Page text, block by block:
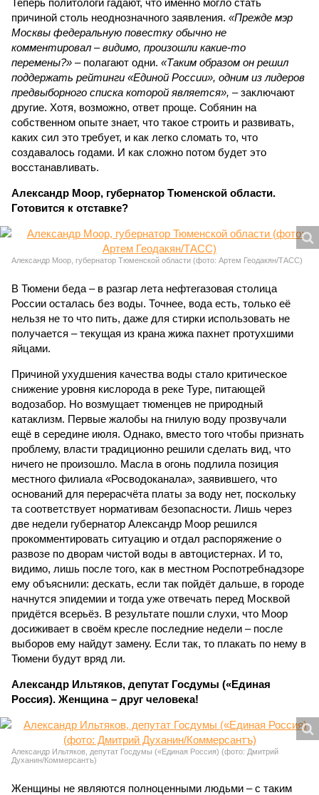
Теперь политологи гадают, что именно могло стать
причиной столь неоднозначного заявления. «Прежде мэр
Москвы федеральную повестку обычно не
комментировал – видимо, произошли какие-то
перемены?» – полагают одни. «Таким образом он решил
поддержать рейтинги «Единой России», одним из лидеров
предвыборного списка которой является», – заключают
другие. Хотя, возможно, ответ проще. Собянин на
собственном опыте знает, что такое строить и развивать,
каких сил это требует, и как легко сломать то, что
создавалось годами. И как сложно потом будет это
восстанавливать.
Александр Моор, губернатор Тюменской области.
Готовится к отставке?
Александр Моор, губернатор Тюменской области (фото: Артем Геодакян/ТАСС)
В Тюмени беда – в разгар лета нефтегазовая столица
России осталась без воды. Точнее, вода есть, только её
нельзя не то что пить, даже для стирки использовать не
получается – текущая из крана жижа пахнет протухшими
яйцами.
Причиной ухудшения качества воды стало критическое
снижение уровня кислорода в реке Туре, питающей
водозабор. Но возмущает тюменцев не природный
катаклизм. Первые жалобы на гнилую воду прозвучали
ещё в середине июля. Однако, вместо того чтобы признать
проблему, власти традиционно решили сделать вид, что
ничего не произошло. Масла в огонь подлила позиция
местного филиала «Росводоканала», заявившего, что
оснований для перерасчёта платы за воду нет, поскольку
та соответствует нормативам безопасности. Лишь через
две недели губернатор Александр Моор решился
прокомментировать ситуацию и отдал распоряжение о
развозе по дворам чистой воды в автоцистернах. И то,
видимо, лишь после того, как в местном Роспотребнадзоре
ему объяснили: дескать, если так пойдёт дальше, в городе
начнутся эпидемии и тогда уже отвечать перед Москвой
придётся всерьёз. В результате пошли слухи, что Моор
досиживает в своём кресле последние недели – после
выборов ему найдут замену. Если так, то плакать по нему в
Тюмени будут вряд ли.
Александр Ильтяков, депутат Госдумы («Единая
Россия). Женщина – друг человека!
Александр Ильтяков, депутат Госдумы («Единая Россия) (фото: Дмитрий
Духанин/Коммерсантъ)
Женщины не являются полноценными людьми – с таким